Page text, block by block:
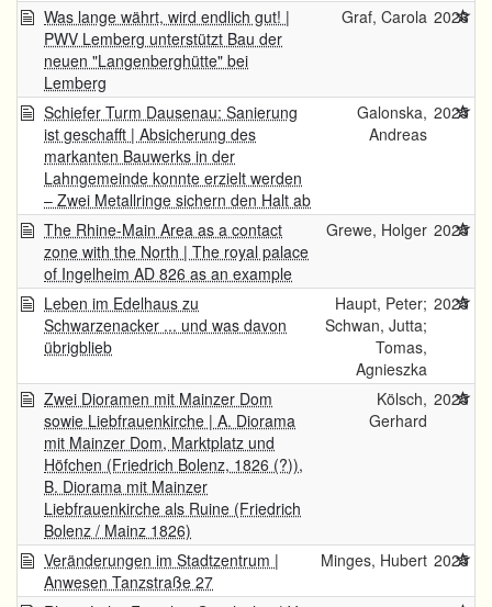
Was lange währt, wird endlich gut! |
PWV Lemberg unterstützt Bau der
neuen "Langenberghütte" bei
Lemberg
Graf, Carola 2026
Schiefer Turm Dausenau: Sanierung
ist geschafft | Absicherung des
markanten Bauwerks in der
Lahngemeinde konnte erzielt werden
– Zwei Metallringe sichern den Halt ab
Galonska,
Andreas
2025
The Rhine-Main Area as a contact
zone with the North | The royal palace
of Ingelheim AD 826 as an example
Grewe, Holger 2025
Leben im Edelhaus zu
Schwarzenacker ... und was davon
übrigblieb
Haupt, Peter;
Schwan, Jutta;
Tomas,
Agnieszka
2025
Zwei Dioramen mit Mainzer Dom
sowie Liebfrauenkirche | A. Diorama
mit Mainzer Dom, Marktplatz und
Höfchen (Friedrich Bolenz, 1826 (?)),
B. Diorama mit Mainzer
Liebfrauenkirche als Ruine (Friedrich
Bolenz / Mainz 1826)
Kölsch,
Gerhard
2025
Veränderungen im Stadtzentrum |
Anwesen Tanzstraße 27
Minges, Hubert 2025